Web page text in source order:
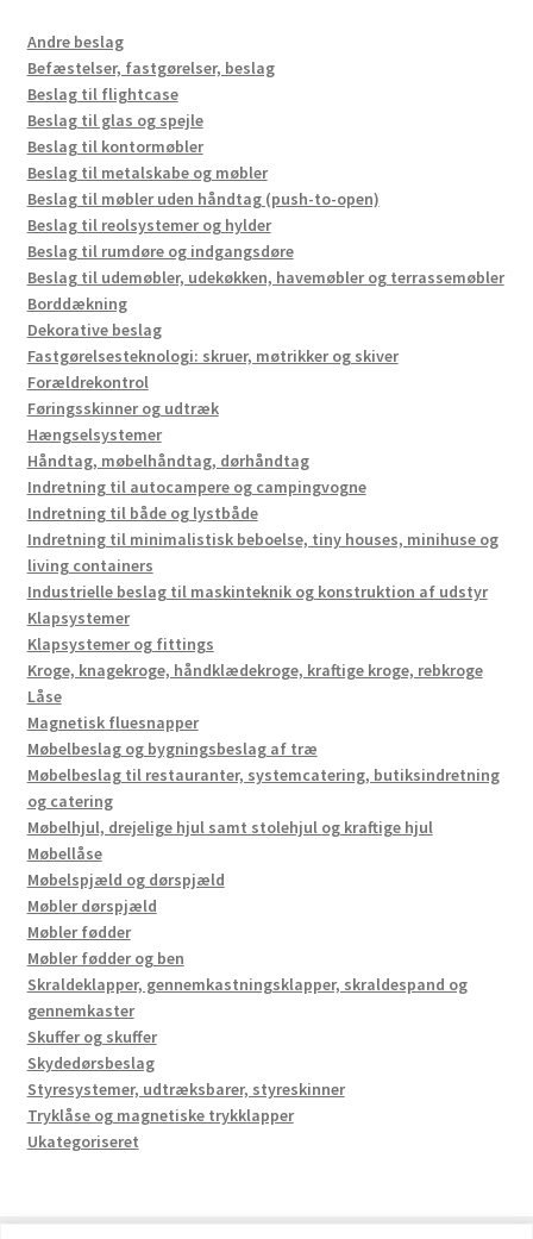
Andre beslag
Befæstelser, fastgørelser, beslag
Beslag til flightcase
Beslag til glas og spejle
Beslag til kontormøbler
Beslag til metalskabe og møbler
Beslag til møbler uden håndtag (push-to-open)
Beslag til reolsystemer og hylder
Beslag til rumdøre og indgangsdøre
Beslag til udemøbler, udekøkken, havemøbler og terrassemøbler
Borddækning
Dekorative beslag
Fastgørelsesteknologi: skruer, møtrikker og skiver
Forældrekontrol
Føringsskinner og udtræk
Hængselsystemer
Håndtag, møbelhåndtag, dørhåndtag
Indretning til autocampere og campingvogne
Indretning til både og lystbåde
Indretning til minimalistisk beboelse, tiny houses, minihuse og
living containers
Industrielle beslag til maskinteknik og konstruktion af udstyr
Klapsystemer
Klapsystemer og fittings
Kroge, knagekroge, håndklædekroge, kraftige kroge, rebkroge
Låse
Magnetisk fluesnapper
Møbelbeslag og bygningsbeslag af træ
Møbelbeslag til restauranter, systemcatering, butiksindretning
og catering
Møbelhjul, drejelige hjul samt stolehjul og kraftige hjul
Møbellåse
Møbelspjæld og dørspjæld
Møbler dørspjæld
Møbler fødder
Møbler fødder og ben
Skraldeklapper, gennemkastningsklapper, skraldespand og
gennemkaster
Skuffer og skuffer
Skydedørsbeslag
Styresystemer, udtræksbarer, styreskinner
Tryklåse og magnetiske trykklapper
Ukategoriseret